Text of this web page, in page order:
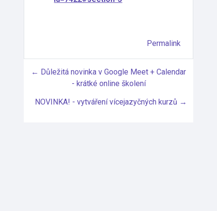
Permalink
← Důležitá novinka v Google Meet + Calendar
- krátké online školení
NOVINKA! - vytváření vícejazyčných kurzů →